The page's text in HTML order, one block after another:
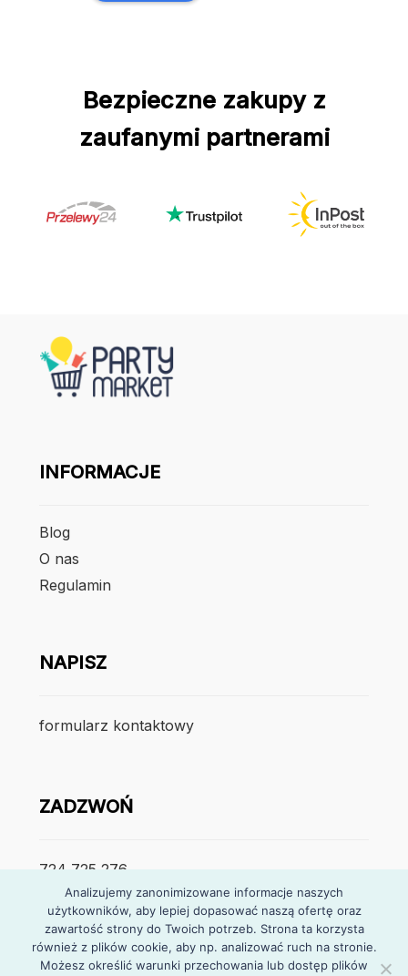
Bezpieczne zakupy z
zaufanymi partnerami
INFORMACJE
Blog
O nas
Regulamin
NAPISZ
formularz kontaktowy
ZADZWOŃ
724 725 276
poniedzialek – piątek
7:30 – 15:30
Analizujemy zanonimizowane informacje naszych
użytkowników, aby lepiej dopasować naszą ofertę oraz
zawartość strony do Twoich potrzeb. Strona ta korzysta
również z plików cookie, aby np. analizować ruch na stronie.
Możesz określić warunki przechowania lub dostęp plików